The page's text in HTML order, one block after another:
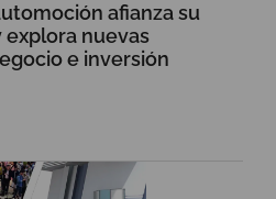
afianza su
explora nuevas
e inversión